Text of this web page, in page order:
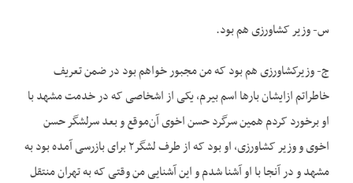
س- وزیر کشاورزی هم بود.
ج- وزیرکشاورزی هم بود که من مجبور خواهم بود در ضمن تعریف
خاطراتم ازایشان بارها اسم بیرم، یکی از اشخاصی که در خدمت مشهد با
او برخورد کردم همین سرگرد حسن اخوی آن‌موقع و بعد سرلشگر حسن
اخوی و وزیر کشاورزی، او بود که از طرف لشگر۲ برای بازرسی آمده بود به
مشهد و در آنجا با او آشنا شدم و این آشنایی من وقتی که به تهران منتقل